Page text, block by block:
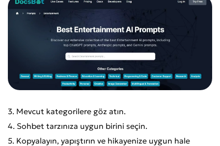
3. Mevcut kategorilere göz atın.
4. Sohbet tarzınıza uygun birini seçin.
5. Kopyalayın, yapıştırın ve hikayenize uygun hale